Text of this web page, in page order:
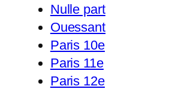
Nulle part
Ouessant
Paris 10e
Paris 11e
Paris 12e